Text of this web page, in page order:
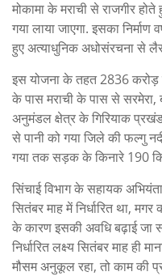
मोकामा के मराची से राजगीर
गया लाया जाएगा. इसका
हुए अत्याधुनिक अधोसंरचना से
इस योजना के तहत 2836 करोड़
के पास मराची के पास से सरमेरा,
अनुमंडल क्षेत्र के गिरियाक
से पानी को गया जिले की फल्गु
गया तक सड़क के किनारे 190
सिंचाई विभाग के सहायक
सितंबर माह में निर्धारित था,
के कारण इसकी अवधि बढ़ाई जा
निर्धारित लक्ष्य सितंबर माह ही
मौसम अनुकूल रहा, तो काम की